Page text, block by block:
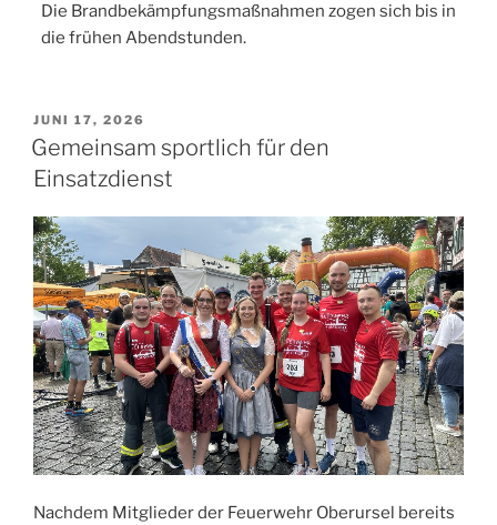
Die Brandbekämpfungsmaßnahmen zogen sich bis in
die frühen Abendstunden.
VERÖFFENTLICHT
AM
JUNI 17, 2026
Gemeinsam sportlich für den
Einsatzdienst
Nachdem Mitglieder der Feuerwehr Oberursel bereits